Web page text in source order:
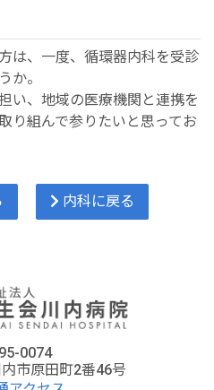
は、一度、循環器内科を受診
か。
い、地域の医療機関と連携を
り組んで参りたいと思ってお
内科に戻る
0074
市原田町2番46号